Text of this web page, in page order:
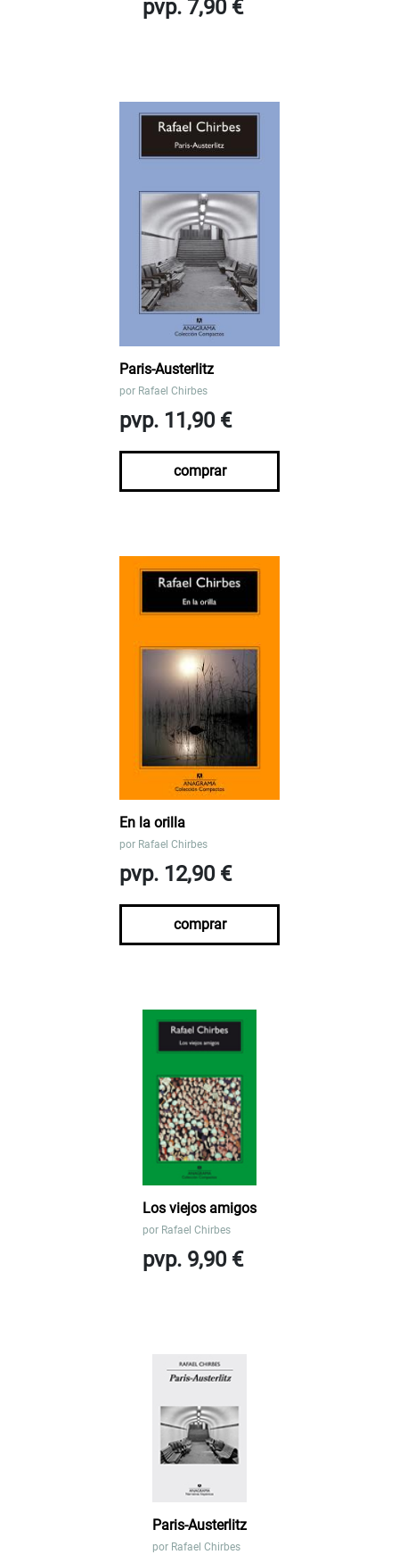
pvp. 7,90 €
Paris-Austerlitz
por Rafael Chirbes
pvp. 11,90 €
comprar
En la orilla
por Rafael Chirbes
pvp. 12,90 €
comprar
Los viejos amigos
por Rafael Chirbes
pvp. 9,90 €
Paris-Austerlitz
por Rafael Chirbes